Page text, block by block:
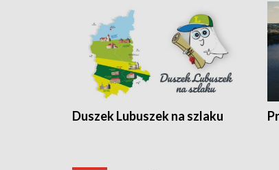
Duszek Lubuszek na szlaku